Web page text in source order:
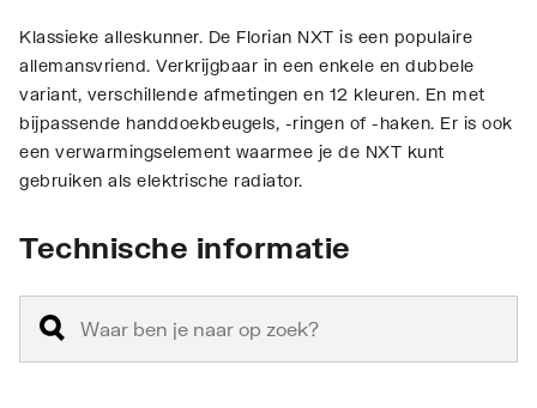
Klassieke alleskunner. De Florian NXT is een populaire
allemansvriend. Verkrijgbaar in een enkele en dubbele
variant, verschillende afmetingen en 12 kleuren. En met
bijpassende handdoekbeugels, -ringen of -haken. Er is ook
een verwarmingselement waarmee je de NXT kunt
gebruiken als elektrische radiator.
Technische informatie